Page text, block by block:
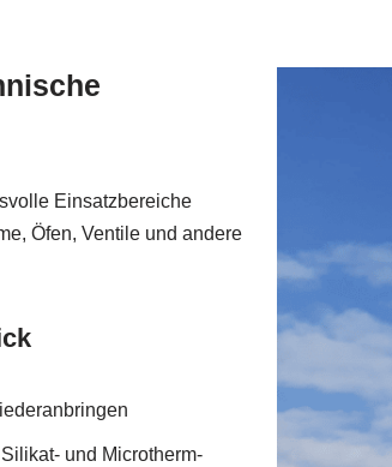
Einsatzbereiche
Öfen, Ventile und andere
und Microtherm-